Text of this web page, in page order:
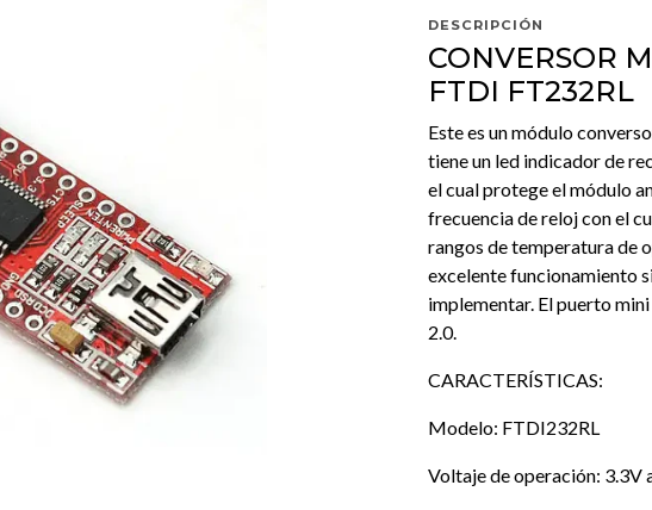
DESCRIPCIÓN
CONVERSOR
FTDI FT232RL
Este es un módulo
tiene un led indicador de
el cual protege el módulo
frecuencia de reloj con el
rangos de temperatura de
excelente funcionamiento
implementar. El puerto
2.0.
CARACTERÍSTICAS:
Modelo: FTDI232RL
Voltaje de operación: 3.3V